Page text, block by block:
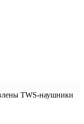
TWS-наушники